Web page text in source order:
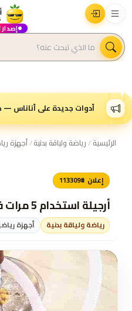
أدوات جديدة على أناناس —
الرئيسية/رياضة ولياقة بدنية/أجهزة
إعلان #113309
أرجيلة استخدام 5 مرات فقط
رياضة ولياقة بدنية أجهزة